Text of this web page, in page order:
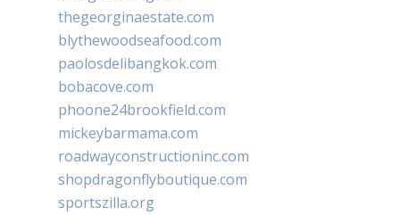
thegeorginaestate.com
blythewoodseafood.com
paolosdelibangkok.com
bobacove.com
phoone24brookfield.com
mickeybarmama.com
roadwayconstructioninc.com
shopdragonflyboutique.com
sportszilla.org